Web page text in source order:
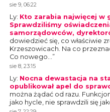
sie 9, 06:22
Ly: Kto zarabia najwięcej w
Sprawdziliśmy
samorządowców,
dowiedzieć się, co właściwie
Krzeszowicach. Na co
Co nowego…”
sie 8, 23:15
Ly: Nocna dewastacja na
opublikował apel do
można żądać od razu.
jako hycle, nie sprawdzili się